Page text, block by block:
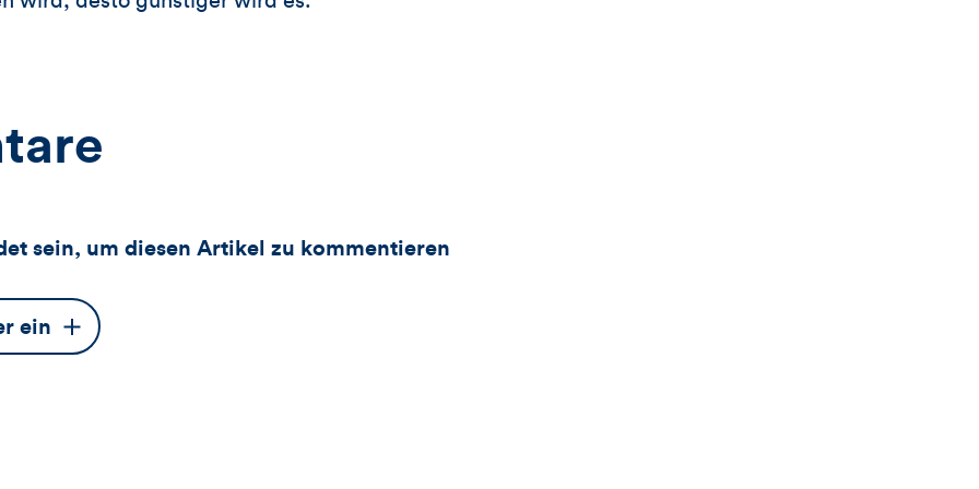
sein, um diesen Artikel zu kommentieren
ein